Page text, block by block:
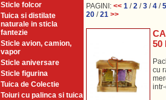
Sticle folcor
Tuica si distilate
naturale in sticla
fantezie
Sticle avion, camion,
vapor
Sticle aniversare
Sticle figurina
Tuica de Colectie
Toiuri cu palinca si tuica
PAGINI: << 1/2/3/4/5
20/21 >>
50
cu